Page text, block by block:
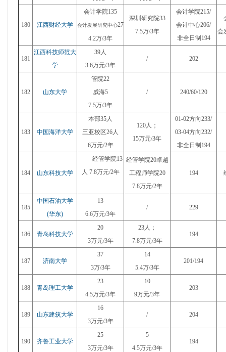
180 江西财经大学
会计学院135
会计发展研究中心27
4.2万/3年
深圳研究院33
7.5万/3年
会计学院215/
会计中心206/
非全日制194
会
181
江西科技师范大
学
39人
3.6万元/3年
/ 202
182 山东大学
管院22
威海5
7.5万/3年
/ 240/60/120
183 中国海洋大学
本部35人
三亚校区26人
6万元/2年
120人；
15万元/3年
01-02方向233/
03-04方向232/
非全日制194
184 山东科技大学
经管学院13
人 7.8万元/2年
经管学院20卓越
工程师学院20
7.8万元/2年
194
185
中国石油大学
(华东)
13
6.6万元/3年
/ 229
186 青岛科技大学
20
3万元/3年
23人；
7.8万元/3年
194
187 济南大学
37
3万/3年
14
5.4万/3年
201/194
188 青岛理工大学
23
4.5万元/3年
10
9万元/3年
203
189 山东建筑大学
16
3万元/3年
/ 204
190 齐鲁工业大学
25
3万元/3年
5
4.5万元/3年
194